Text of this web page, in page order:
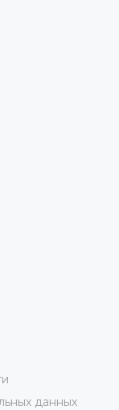
данных